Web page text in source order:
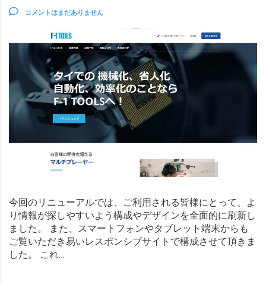
コメントはまだありません
今回のリニューアルでは、ご利用される皆様にとって、よ
り情報が探しやすいよう構成やデザインを全面的に刷新し
ました。 また、スマートフォンやタブレット端末からも
ご覧いただき易いレスポンシブサイトで構成させて頂きま
した。 これ…